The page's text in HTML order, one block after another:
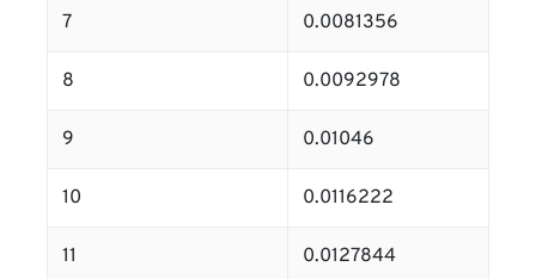
7 0.0081356
8 0.0092978
9 0.01046
10 0.0116222
11 0.0127844